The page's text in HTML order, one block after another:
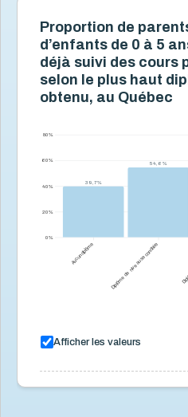
Proportion de
d’enfants de 0 à 5
déjà suivi des cours
selon le plus haut
obtenu, au Québec
Aucun diplôme Diplôme de niveau secondaire
0 %
20 %
40 %
60 %
80 %
39,7 %
39,7 %
54,6 %
54,6 %
Afficher les valeurs